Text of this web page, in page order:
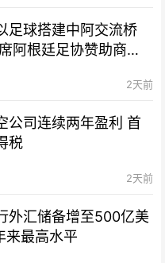
足球搭建中阿交流桥
阿根廷足协赞助商招
2天前
公司连续两年盈利 首
税
2天前
外汇储备增至500亿美
来最高水平